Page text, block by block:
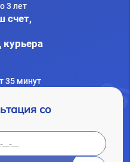
3 лет
счет,
35 минут
со